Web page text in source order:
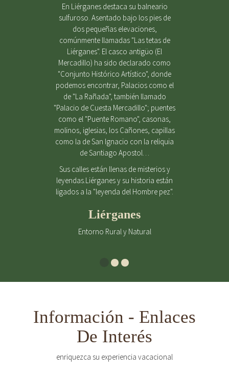
En Liérganes destaca su balneario
sulfuroso. Asentado bajo los pies de
dos pequeñas elevaciones,
comúnmente llamadas "Las tetas de
Liérganes". El casco antigüo (El
Mercadillo) ha sido declarado como
"Conjunto Histórico Artístico", donde
podemos encontrar, Palacios como el
de "La Rañada", también llamado
"Palacio de Cuesta Mercadillo"; puentes
como el "Puente Romano", casonas,
molinos, iglesias, los Cañones, capillas
como la de San Ignacio con la reliquia
de Santiago Apostol…
Sus calles están llenas de misterios y
leyendas.Liérganes y su historia están
ligados a la "leyenda del Hombre pez".
Liérganes
Entorno Rural y Natural
Información - Enlaces
De Interés
enriquezca su experiencia vacacional